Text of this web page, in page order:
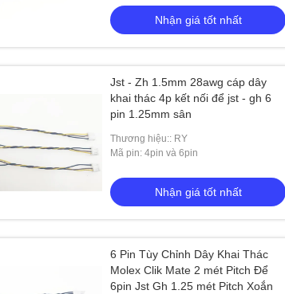
Nhận giá tốt nhất
Jst - Zh 1.5mm 28awg cáp dây
khai thác 4p kết nối để jst - gh 6
pin 1.25mm sân
Thương hiệu:: RY
Mã pin: 4pin và 6pin
Nhận giá tốt nhất
6 Pin Tùy Chỉnh Dây Khai Thác
Molex Clik Mate 2 mét Pitch Để
6pin Jst Gh 1.25 mét Pitch Xoắn